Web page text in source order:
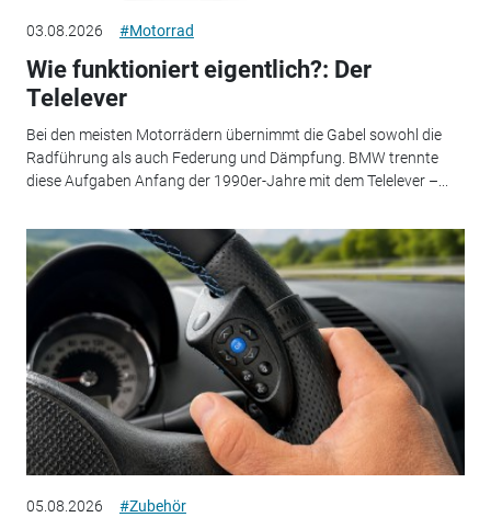
03.08.2026 #Motorrad
Wie funktioniert eigentlich?: Der
Telelever
Bei den meisten Motorrädern übernimmt die Gabel sowohl die
Radführung als auch Federung und Dämpfung. BMW trennte
diese Aufgaben Anfang der 1990er-Jahre mit dem Telelever –...
05.08.2026 #Zubehör